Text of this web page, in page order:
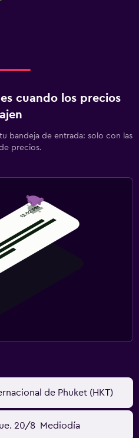
cuando los precios
bandeja de entrada: solo con las
precios.
de Phuket (HKT)
20/8 Mediodía